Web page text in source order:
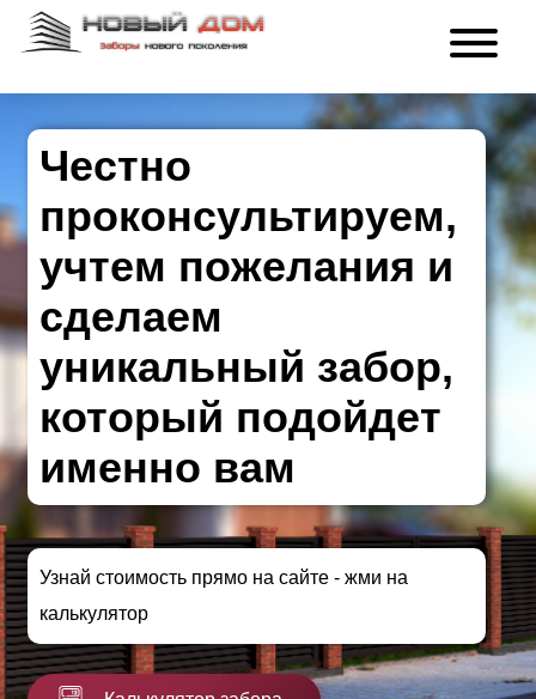
Честно
проконсультируем,
учтем пожелания и
сделаем
уникальный забор,
который подойдет
именно вам
Узнай стоимость прямо на сайте - жми на
калькулятор